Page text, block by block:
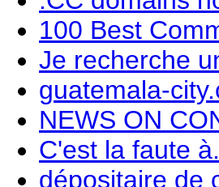
100 Best
Je recherche
guatemala-
NEWS ON
C'est la faute
dépositaire de